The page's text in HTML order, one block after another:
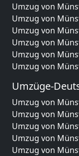
Umzug von
Umzug von
Umzug von
Umzug von
Umzug von
Umzug von
Umzüge-
Umzug von
Umzug von
Umzug von
Umzug von
Umzug von